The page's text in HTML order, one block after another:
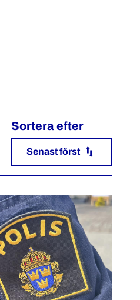
Sortera efter
Senast först